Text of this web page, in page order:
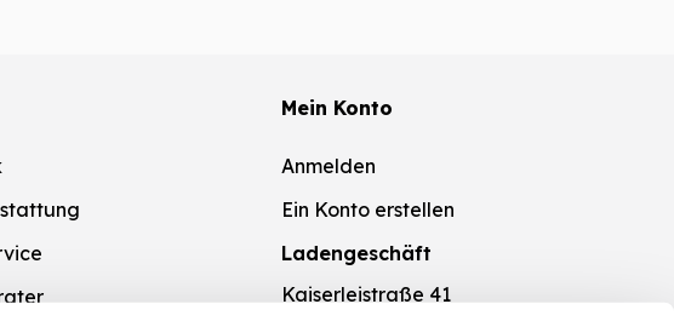
Mein Konto
Anmelden
Ein Konto erstellen
Ladengeschäft
Kaiserleistraße 41